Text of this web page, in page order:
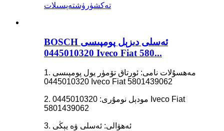
تەكشۈرۈشتەپسىلات
BOSCH ئەسلى دىزېل پومپىسى
0445010320 Iveco Fiat 580...
1. مەھسۇلات نامى: ئورتاق تۆمۈر يول پومپىسى
0445010320 Iveco Fiat 5801439062
2. مودېل نومۇرى: 0445010320 Iveco Fiat
5801439062
3. ئەھۋالى: ئەسلى ۋە يېڭى